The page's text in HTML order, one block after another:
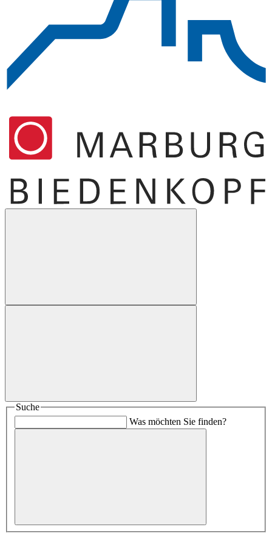
Suche
Was möchten Sie finden?